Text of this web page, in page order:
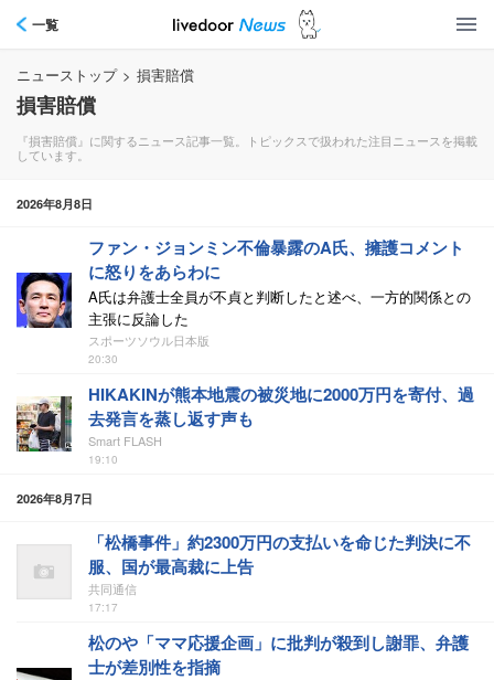
一覧
ニューストップ > 損害賠償
損害賠償
『損害賠償』に関するニュース記事一覧。トピックスで扱われた注目ニュースを掲載
しています。
2026年8月8日
ファン・ジョンミン不倫暴露のA氏、擁護コメント
に怒りをあらわに
A氏は弁護士全員が不貞と判断したと述べ、一方的関係との
主張に反論した
スポーツソウル日本版
20:30
HIKAKINが熊本地震の被災地に2000万円を寄付、過
去発言を蒸し返す声も
Smart FLASH
19:10
2026年8月7日
「松橋事件」約2300万円の支払いを命じた判決に不
服、国が最高裁に上告
共同通信
17:17
松のや「ママ応援企画」に批判が殺到し謝罪、弁護
士が差別性を指摘